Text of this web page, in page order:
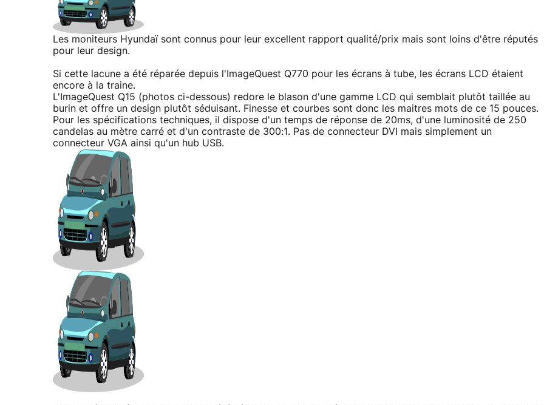
Les moniteurs Hyundaï sont connus pour leur excellent rapport qualité/prix mais sont loins d'être réputés
pour leur design.
Si cette lacune a été réparée depuis l'ImageQuest Q770 pour les écrans à tube, les écrans LCD étaient
encore à la traine.
L'ImageQuest Q15 (photos ci-dessous) redore le blason d'une gamme LCD qui semblait plutôt taillée au
burin et offre un design plutôt séduisant. Finesse et courbes sont donc les maitres mots de ce 15 pouces.
Pour les spécifications techniques, il dispose d'un temps de réponse de 20ms, d'une luminosité de 250
candelas au mètre carré et d'un contraste de 300:1. Pas de connecteur DVI mais simplement un
connecteur VGA ainsi qu'un hub USB.